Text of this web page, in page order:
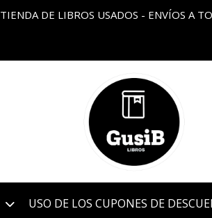
TIENDA DE LIBROS USADOS - ENVÍOS A
USO DE LOS CUPONES DE